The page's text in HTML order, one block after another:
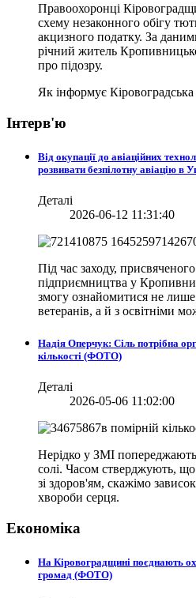
Правоохоронці
схему незаконного обігу
акцизного податку. За
річний житель
про підозру.
Як інформує
Інтерв'ю
Від окупації до авіаційних
розвивати безпілотну авіацію в
Деталі
2026-06-12 11:31:40
Під час заходу,
підприємництва у
змогу ознайомитися не лише
ветеранів, а й з освітніми
Надія Оперчук: Сіль потрібна
кількості (ФОТО)
Деталі
2026-05-06 11:02:00
Нерідко у ЗМІ
солі. Часом стверджують,
зі здоров'ям, скажімо
хвороби серця.
Економіка
На Кіровоградщині поєднають
громад (ФОТО)